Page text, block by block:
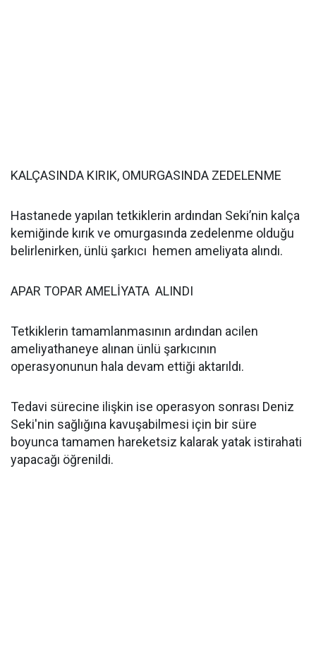
KALÇASINDA KIRIK, OMURGASINDA ZEDELENME
Hastanede yapılan tetkiklerin ardından Seki’nin kalça
kemiğinde kırık ve omurgasında zedelenme olduğu
belirlenirken, ünlü şarkıcı hemen ameliyata alındı.
APAR TOPAR AMELİYATA ALINDI
Tetkiklerin tamamlanmasının ardından acilen
ameliyathaneye alınan ünlü şarkıcının
operasyonunun hala devam ettiği aktarıldı.
Tedavi sürecine ilişkin ise operasyon sonrası Deniz
Seki'nin sağlığına kavuşabilmesi için bir süre
boyunca tamamen hareketsiz kalarak yatak istirahati
yapacağı öğrenildi.